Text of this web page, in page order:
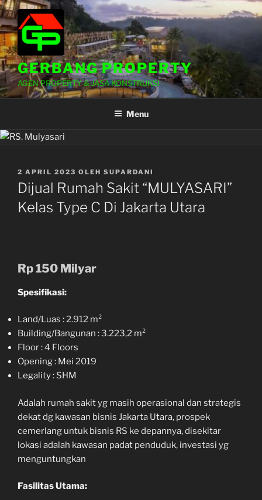
Lompat
ke
konten
GERBANG PROPERTY
AGEN PROPERTY & JASA KONSTRUKSI
Menu
DIPOSKAN
PADA
2 APRIL 2023 OLEH SUPARDANI
Dijual Rumah Sakit “MULYASARI”
Kelas Type C Di Jakarta Utara
Rp 150 Milyar
Spesifikasi:
Land/Luas : 2.912 m²
Building/Bangunan : 3.223,2 m²
Floor : 4 Floors
Opening : Mei 2019
Legality : SHM
Adalah rumah sakit yg masih operasional dan strategis
dekat dg kawasan bisnis Jakarta Utara, prospek
cemerlang untuk bisnis RS ke depannya, disekitar
lokasi adalah kawasan padat penduduk, investasi yg
menguntungkan
Fasilitas Utama: